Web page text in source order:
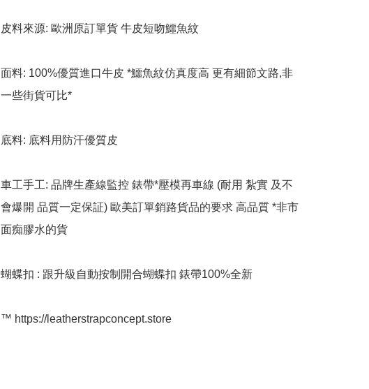
皮料來源: 歐洲原訂單貨 牛皮短吻鱷魚紋
面料: 100%優質進口牛皮 *鱷魚紋仿真度高 更有細節文路,非
一些街貨可比*
底料: 底料用防汗優質皮
車工手工: 品牌生產線監控 錶帶*壓模再車線 (耐用 紮實 及不
會爆開 品質一定保証) 歐美訂單銷路貨品的要求 高品質 *非市
面痴膠水的貨
蝴蝶扣 : 跟升級自動按制開合蝴蝶扣 錶帶100%全新
™️ https://leatherstrapconcept.store